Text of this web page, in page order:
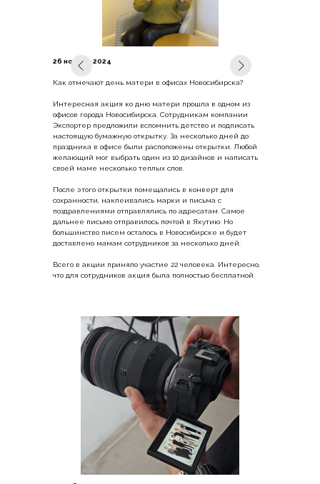
26 ноября 2024
Как отмечают день матери в офисах Новосибирска?
Интересная акция ко дню матери прошла в одном из
офисов города Новосибирска. Сотрудникам компании
Экспортер предложили вспомнить детство и подписать
настоящую бумажную открытку. За несколько дней до
праздника в офисе были расположены открытки. Любой
желающий мог выбрать один из 10 дизайнов и написать
своей маме несколько теплых слов.
После этого открытки помещались в конверт для
сохранности, наклеивались марки и письма с
поздравлениями отправлялись по адресатам. Самое
дальнее письмо отправилось почтой в Якутию. Но
большинство писем осталось в Новосибирске и будет
доставлено мамам сотрудников за несколько дней.
Всего в акции приняло участие 22 человека. Интересно,
что для сотрудников акция была полностью бесплатной.